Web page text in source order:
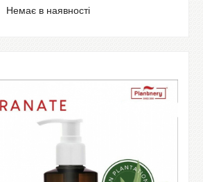
Немає в наявності